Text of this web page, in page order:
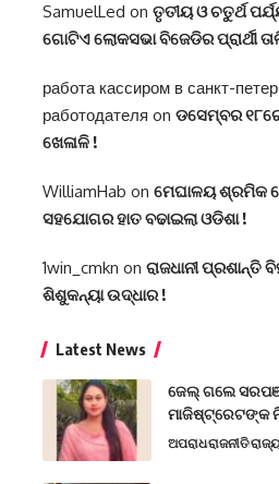
SamuelLed on ତୃତୀୟ ଓ ଚତୁର୍ଥ
ଗୋଟିଏ ଲୋକସଭା ବିଜେଡିର ପ୍ରାର୍ଥୀ
работа кассиром в санкт-
работодателя on ଡସେମ୍ବର
ଖେଳାଳି !
WilliamHab on ମେଘାଳୟ ଶ୍ରମିକ
ସହଯୋଗର ହାତ ବଢାଇଲା ଓଡିଶା !
1win_cmkn on ରାଜଧାନୀ ପ୍ରଶାନ୍ତି
ଶିଶୁକନ୍ୟା ଉଦ୍ଧାର !
Latest News
ଜେଲ୍ ଗଲେ
ମାଜିଷ୍ଟ୍ରେଟଙ୍କ
ଅପରାଧରାଜନୀତି